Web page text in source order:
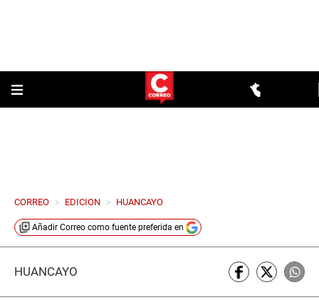
CORREO > EDICION > HUANCAYO
Añadir Correo como fuente preferida en
HUANCAYO